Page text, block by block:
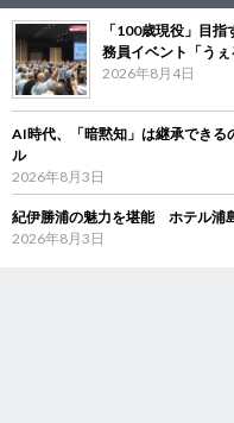
「100歳現役」目
務員イベント「うぇ
2026年8月4日
AI時代、「暗黙知」は継承でき
ル
2026年8月3日
紀伊勝浦の魅力を堪能 ホテル浦
2026年8月3日